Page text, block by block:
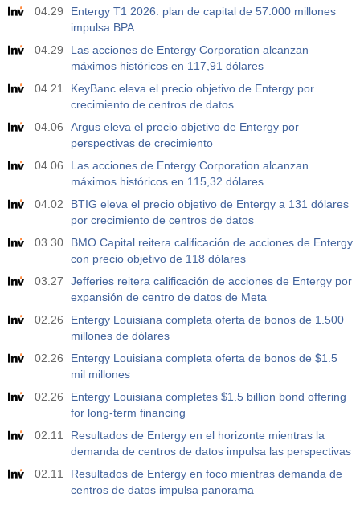
Act.
3.2%
Pronós.
Prev.
USD
Nóminas no Agrícolas Privadas
Act.
30 K
Pronós.
40 K
Prev.
USD
U6 Tasa de Desempleo
Act.
7.9%
Pronós.
7.9%
Prev.
7.9%
USD
Recuento de Plataformas Petrolíferas de EE.UU de
Baker Hughes
Act.
Pronós.
Prev.
Recuento de plataformas petrolíferas en EE.UU. de
Baker Hughes
Act.
Pronós.
588
19:00
Crédito al Consumo de la FRS m/m
Act.
Pronós.
19:30
Act.
Pronós.
Prev.
04.29
Entergy T1 2026: plan de capital de 57.000 millones
impulsa BPA
04.29
Las acciones de Entergy Corporation alcanzan
máximos históricos en 117,91 dólares
04.21
KeyBanc eleva el precio objetivo de Entergy por
crecimiento de centros de datos
04.06
Argus eleva el precio objetivo de Entergy por
perspectivas de crecimiento
04.06
Las acciones de Entergy Corporation alcanzan
máximos históricos en 115,32 dólares
04.02
BTIG eleva el precio objetivo de Entergy a 131 dólares
por crecimiento de centros de datos
03.30
BMO Capital reitera calificación de acciones de Entergy
con precio objetivo de 118 dólares
03.27
Jefferies reitera calificación de acciones de Entergy por
expansión de centro de datos de Meta
02.26
Entergy Louisiana completa oferta de bonos de 1.500
millones de dólares
02.26
Entergy Louisiana completa oferta de bonos de $1.5
mil millones
02.26
Entergy Louisiana completes $1.5 billion bond offering
for long-term financing
02.11
Resultados de Entergy en el horizonte mientras la
demanda de centros de datos impulsa las perspectivas
02.11
Resultados de Entergy en foco mientras demanda de
centros de datos impulsa panorama